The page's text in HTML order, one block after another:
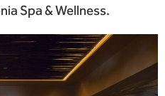
Spa & Wellness.